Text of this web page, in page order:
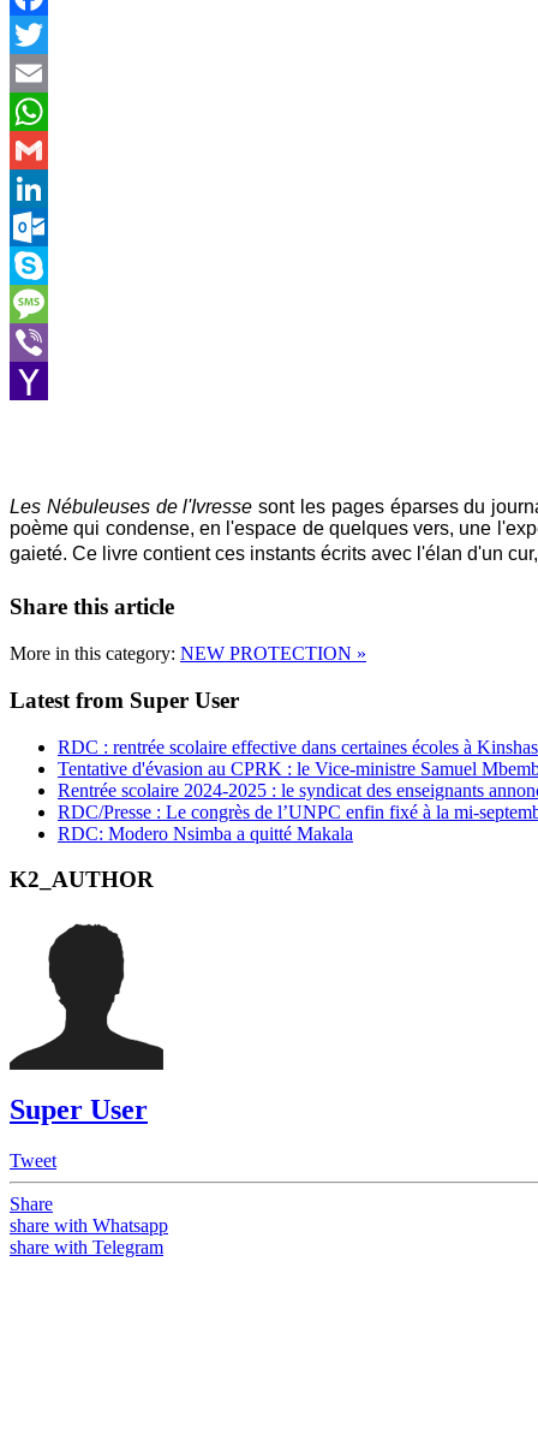
Facebook
Twitter
Email
WhatsApp
Gmail
LinkedIn
Outlook.com
Skype
Message
Viber
Les Nébuleuses de l'Ivresse sont les pages éparses du
poème qui condense, en l'espace de quelques vers, une
gaieté. Ce livre contient ces instants écrits avec l'élan d'un
Share this article
More in this category: NEW PROTECTION »
Latest from Super User
RDC : rentrée scolaire effective dans certaines écoles à
Tentative d'évasion au CPRK : le Vice-ministre Samuel
Rentrée scolaire 2024-2025 : le syndicat des enseignants
RDC/Presse : Le congrès de l’UNPC enfin fixé à la mi-
RDC: Modero Nsimba a quitté Makala
K2_AUTHOR
Super User
Tweet
Share
share with Whatsapp
share with Telegram